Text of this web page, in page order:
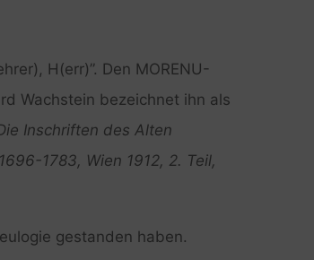
H(err)”. Den MORENU-
Wachstein bezeichnet ihn als
Inschriften des Alten
1783, Wien 1912, 2. Teil,
gestanden haben.